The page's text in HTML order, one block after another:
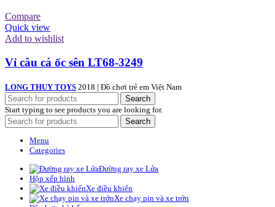
Compare
Quick view
Add to wishlist
Vỉ câu cá ốc sên LT68-3249
LONG THUY TOYS 2018 | Đồ chơi trẻ em Việt Nam
Search
Start typing to see products you are looking for.
Search
Menu
Categories
Đường ray xe Lửa
Hộp xếp hình
Xe điều khiển
Xe chạy pin và xe trớn